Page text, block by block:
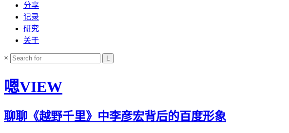
分享
记录
研究
关于
×
嗯VIEW
聊聊《越野千里》中李彦宏背后的百度形象